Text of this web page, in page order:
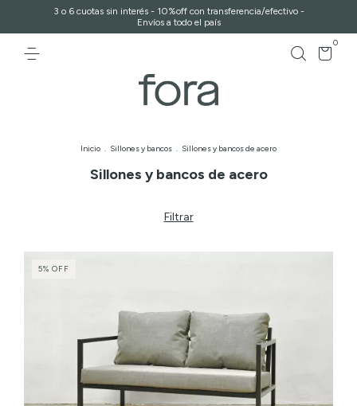
3 o 6 cuotas sin interés - 10%off con transferencia/efectivo -
Envíos a todo el país
0
Inicio . Sillones y bancos . Sillones y bancos de acero
Sillones y bancos de acero
Filtrar
5% OFF